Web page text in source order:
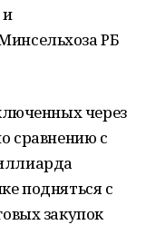
РБ
через
сравнению с
подняться с
закупок